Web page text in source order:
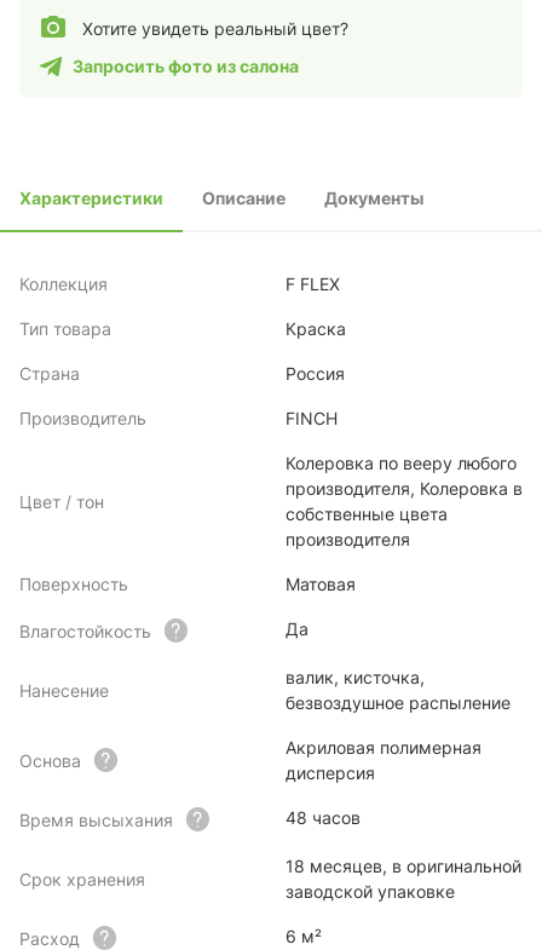
Хотите увидеть реальный цвет?
Запросить фото из салона
Характеристики Описание Документы
Коллекция F FLEX
Тип товара Краска
Страна Россия
Производитель FINCH
Цвет / тон
Колеровка по вееру любого
производителя, Колеровка в
собственные цвета
производителя
Поверхность Матовая
Влагостойкость Да
Нанесение
валик, кисточка,
безвоздушное распыление
Основа
Акриловая полимерная
дисперсия
Время высыхания 48 часов
Срок хранения
18 месяцев, в оригинальной
заводской упаковке
Расход 6 м²